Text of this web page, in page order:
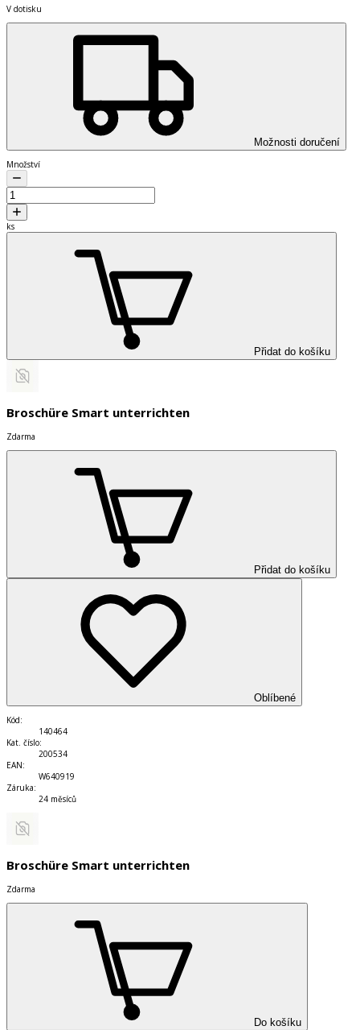
V dotisku
Možnosti doručení
Množství
ks
Přidat do košíku
Broschüre Smart unterrichten
Zdarma
Přidat do košíku
Oblíbené
Kód:
140464
Kat. číslo:
200534
EAN:
W640919
Záruka:
24 měsíců
Broschüre Smart unterrichten
Zdarma
Do košíku